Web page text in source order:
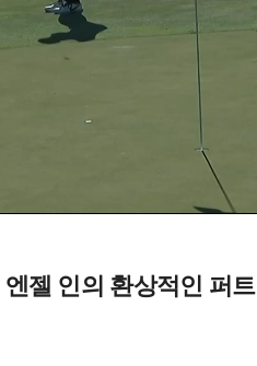
젤 인의 환상적인 퍼트